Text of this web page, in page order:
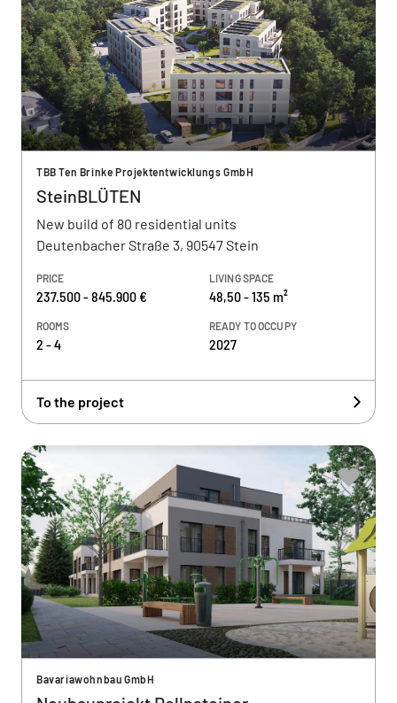
TBB Ten Brinke Projektentwicklungs GmbH
SteinBLÜTEN
New build of 80 residential units
Deutenbacher Straße 3, 90547 Stein
PRICE
237.500 - 845.900 €
LIVING SPACE
48,50 - 135 m²
ROOMS
2 - 4
READY TO OCCUPY
2027
To the project
Bavariawohnbau GmbH